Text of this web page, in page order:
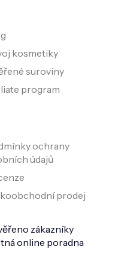
kosmetiky
suroviny
program
ochrany
údajů
prodej
zákazníky
online poradna